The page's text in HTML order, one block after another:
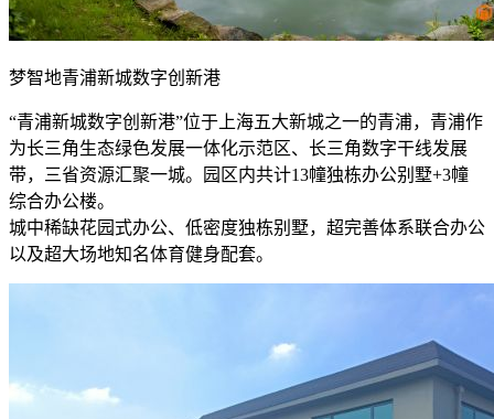
梦智地青浦新城数字创新港
“青浦新城数字创新港”位于上海五大新城之一的青浦，青浦作
为长三角生态绿色发展一体化示范区、长三角数字干线发展
带，三省资源汇聚一城。园区内共计13幢独栋办公别墅+3幢
综合办公楼。
城中稀缺花园式办公、低密度独栋别墅，超完善体系联合办公
以及超大场地知名体育健身配套。